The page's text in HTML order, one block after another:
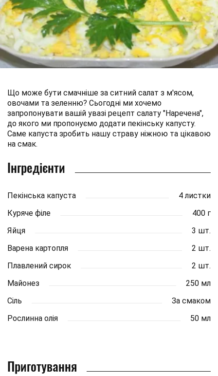
Що може бути смачніше за ситний салат з м'ясом,
овочами та зеленню? Сьогодні ми хочемо
запропонувати вашій увазі рецепт салату "Наречена",
до якого ми пропонуємо додати пекінську капусту.
Саме капуста зробить нашу страву ніжною та цікавою
на смак.
Інгредієнти
Пекінська капуста
4 листки
Куряче філе
400 г
Яйця
3 шт.
Варена картопля
2 шт.
Плавлений сирок
2 шт.
Майонез
250 мл
Сіль
За смаком
Рослинна олія
50 мл
Приготування